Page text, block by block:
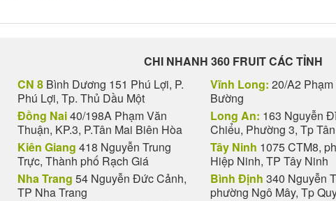
CHI NHANH 360 FRUIT CÁC TỈNH
CN 8 Bình Dương 151 Phú Lợi, P.
Phú Lợi, Tp. Thủ Dầu Một
Đồng Nai40/198A Phạm Văn
Thuận, KP.3, P.Tân Mai Biên Hòa
Kiên Giang 418 Nguyễn Trung
Trực, Thành phố Rạch Giá
Nha Trang 54 Nguyễn Đức Cảnh,
TP Nha Trang
Vĩnh Long: 20/A2
Bường
Long An: 163 Nguyễn
Chiểu, Phường 3, Tp
Tây Ninh 1075 CTM8,
Hiệp Ninh, TP Tây Ninh
Bình Định 340 Nguyễn
phường Ngô Mây, Tp